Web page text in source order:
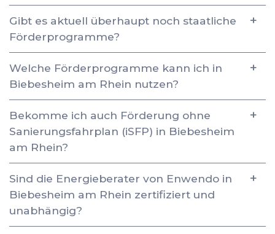
Gibt es aktuell überhaupt noch staatliche
Förderprogramme?
Welche Förderprogramme kann ich in
Biebesheim am Rhein nutzen?
Bekomme ich auch Förderung ohne
Sanierungsfahrplan (iSFP) in Biebesheim
am Rhein?
Sind die Energieberater von Enwendo in
Biebesheim am Rhein zertifiziert und
unabhängig?